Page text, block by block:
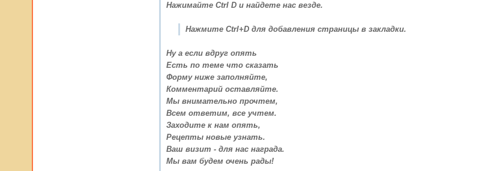
Нажимайте Ctrl D и найдете нас везде.
Нажмите Ctrl+D для добавления страницы в закладки.
Ну а если вдруг опять
Есть по теме что сказать
Форму ниже заполняйте,
Комментарий оставляйте.
Мы внимательно прочтем,
Всем ответим, все учтем.
Заходите к нам опять,
Рецепты новые узнать.
Ваш визит - для нас награда.
Мы вам будем очень рады!